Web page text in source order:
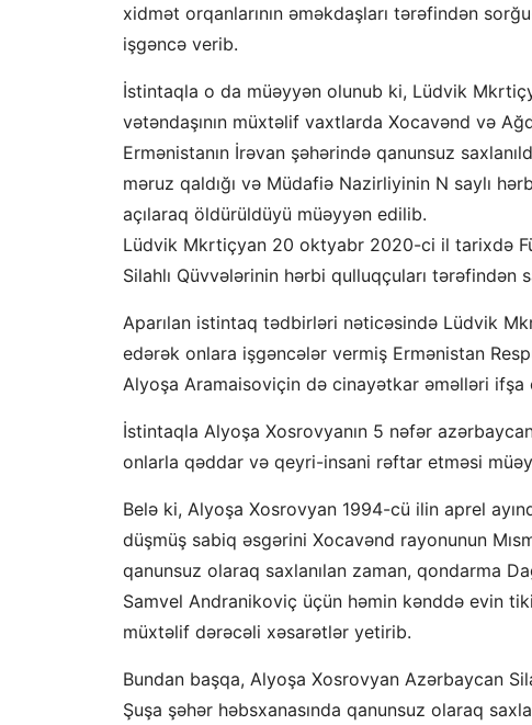
xidmət orqanlarının əməkdaşları tərəfindən
işgəncə verib.
İstintaqla o da müəyyən olunub ki, Lüdvik
vətəndaşının müxtəlif vaxtlarda Xocavənd və
Ermənistanın İrəvan şəhərində qanunsuz
məruz qaldığı və Müdafiə Nazirliyinin N saylı
açılaraq öldürüldüyü müəyyən edilib.
Lüdvik Mkrtiçyan 20 oktyabr 2020-ci il tarixdə
Silahlı Qüvvələrinin hərbi qulluqçuları tərəfindən
Aparılan istintaq tədbirləri nəticəsində Lüdvik
edərək onlara işgəncələr vermiş Ermənistan
Alyoşa Aramaisoviçin də cinayətkar əməlləri ifşa
İstintaqla Alyoşa Xosrovyanın 5 nəfər
onlarla qəddar və qeyri-insani rəftar etməsi
Belə ki, Alyoşa Xosrovyan 1994-cü ilin aprel
düşmüş sabiq əsgərini Xocavənd rayonunun
qanunsuz olaraq saxlanılan zaman, qondarma
Samvel Andranikoviç üçün həmin kənddə evin
müxtəlif dərəcəli xəsarətlər yetirib.
Bundan başqa, Alyoşa Xosrovyan Azərbaycan
Şuşa şəhər həbsxanasında qanunsuz olaraq